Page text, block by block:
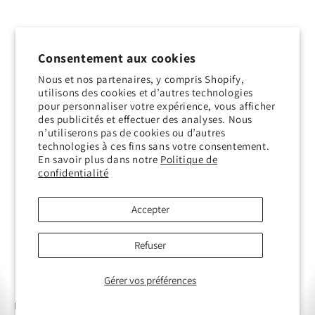
Consentement aux cookies
Nous et nos partenaires, y compris Shopify,
utilisons des cookies et d’autres technologies
pour personnaliser votre expérience, vous afficher
des publicités et effectuer des analyses. Nous
n’utiliserons pas de cookies ou d’autres
technologies à ces fins sans votre consentement.
En savoir plus dans notre Politique de
confidentialité
Gérer vos préférences
Accepter
Refuser
Coordonnées
Email: customerservice@frankliberia.com